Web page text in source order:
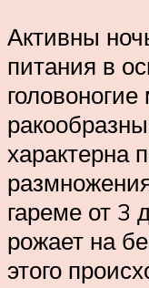
Активны
питания в
характерна
гареме от 3
рожает на
этого